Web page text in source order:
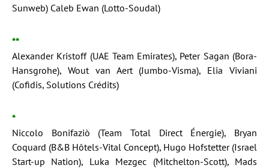
Sunweb) Caleb Ewan (Lotto-Soudal)
**
Alexander Kristoff (UAE Team Emirates), Peter Sagan (Bora-
Hansgrohe), Wout van Aert (Jumbo-Visma), Elia Viviani
(Cofidis, Solutions Crédits)
*
Niccolo Bonifaziò (Team Total Direct Énergie), Bryan
Coquard (B&B Hôtels-Vital Concept), Hugo Hofstetter (Israel
Start-up Nation), Luka Mezgec (Mitchelton-Scott), Mads